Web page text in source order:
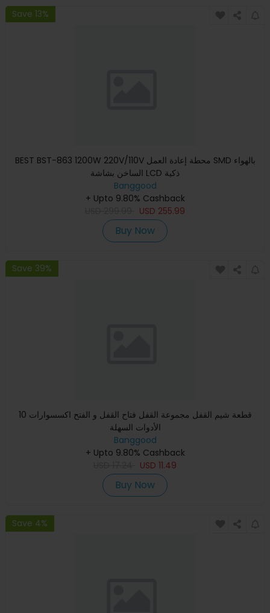
Save 13%
BEST BST-863 1200W 220V/110V محطة إعادة العمل SMD بالهواء
الساخن بشاشة LCD ذكية
Banggood
+ Upto 9.80% Cashback
USD 255.99
Buy Now
Save 39%
10 قطعة شيم القفل مجموعة القفل فتاح القفل و الفتح اكسسوارات
الأدوات السهلة
Banggood
+ Upto 9.80% Cashback
USD 11.49
Buy Now
Save 4%